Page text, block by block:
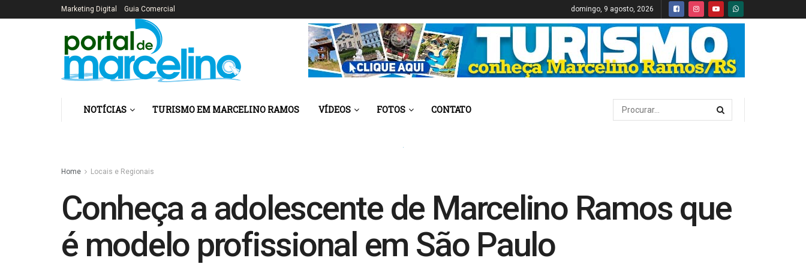
Marketing Digital Guia Comercial domingo, 9 agosto, 2026
NOTÍCIAS TURISMO EM MARCELINO RAMOS VÍDEOS FOTOS CONTATO
Home Locais e Regionais
Conheça a adolescente de Marcelino Ramos que
é modelo profissional em São Paulo